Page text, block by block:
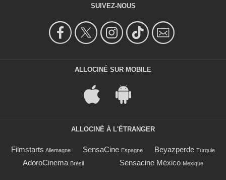
SUIVEZ-NOUS
ALLOCINÉ SUR MOBILE
ALLOCINÉ À L'ÉTRANGER
Filmstarts Allemagne SensaCine Espagne Beyazperde Turquie
AdoroCinema Brésil Sensacine México Mexique